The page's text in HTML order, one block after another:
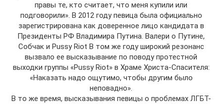
правы те, кто считает, что меня купили или
подговорили». В 2012 году певица была официально
зарегистрирована как доверенное лицо кандидата в
Президенты РФ Владимира Путина. Валери о Путине,
Собчак и Pussy Riot В том же году широкий резонанс
вызвало ее высказывание по поводу протестной
выходки группы «Pussy Riot» в Храме Христа-Спасителя:
«Наказать надо ощутимо, чтобы другим было
неповадно».
В то же время, высказывания певицы о проблемах ЛГБТ-